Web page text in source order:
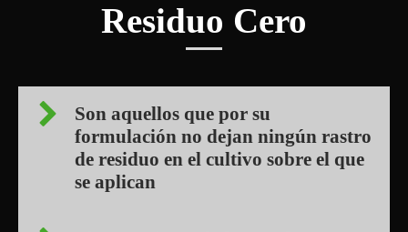
Residuo Cero
Son aquellos que por su
formulación no dejan ningún rastro
de residuo en el cultivo sobre el que
se aplican